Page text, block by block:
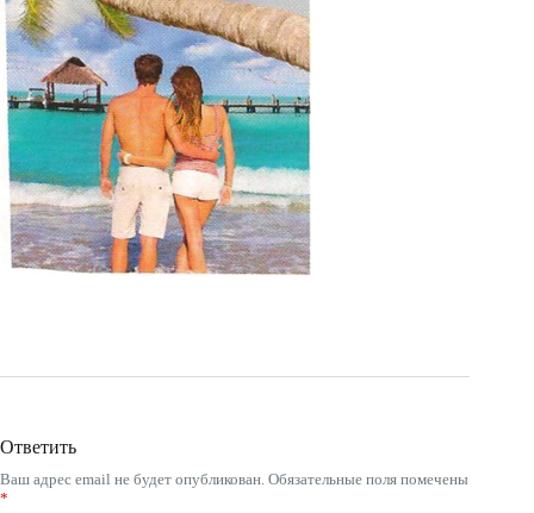
Ответить
Ваш адрес email не будет опубликован. Обязательные поля помечены
*